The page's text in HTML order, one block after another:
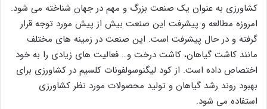
کشاورزی به عنوان یک صنعت بزرگ و مهم در جهان شناخته می شود.
امروزه مطالعه و پیشرفت این صنعت بیش از پیش مورد توجه قرار
گرفته و در حال پیشرفت است. این صنعت در زمینه های مختلف
مانند کاشت گیاهان، کاشت درخت و… فعالیت های زیادی را به خود
اختصاص داده است. از کود لیگنوسولفونات کلسیم در کشاورزی برای
بهبود روند رشد گیاهان و تولید محصولات مورد نظر کشاورزی
استفاده می شود.